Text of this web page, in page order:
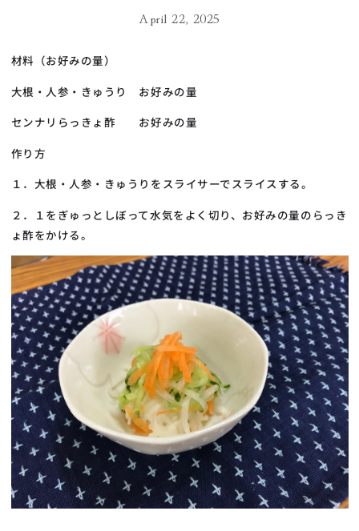
April 22, 2025
材料（お好みの量）
大根・人参・きゅうり お好みの量
センナリらっきょ酢 お好みの量
作り方
１．大根・人参・きゅうりをスライサーでスライスする。
２．１をぎゅっとしぼって水気をよく切り、お好みの量のらっき
ょ酢をかける。